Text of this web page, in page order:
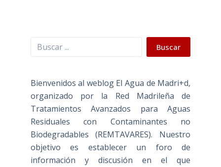
Buscar Buscar
Bienvenidos al weblog El Agua de Madri+d,
organizado por la Red Madrileña de
Tratamientos Avanzados para Aguas
Residuales con Contaminantes no
Biodegradables (REMTAVARES). Nuestro
objetivo es establecer un foro de
información y discusión en el que